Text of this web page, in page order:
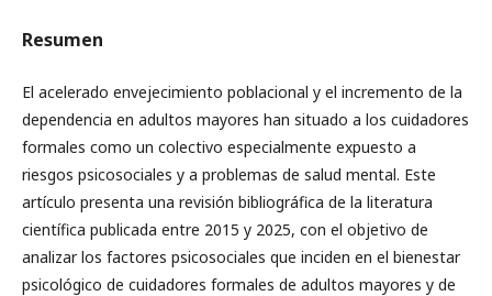
Resumen
El acelerado envejecimiento poblacional y el incremento de la
dependencia en adultos mayores han situado a los cuidadores
formales como un colectivo especialmente expuesto a
riesgos psicosociales y a problemas de salud mental. Este
artículo presenta una revisión bibliográfica de la literatura
científica publicada entre 2015 y 2025, con el objetivo de
analizar los factores psicosociales que inciden en el bienestar
psicológico de cuidadores formales de adultos mayores y de